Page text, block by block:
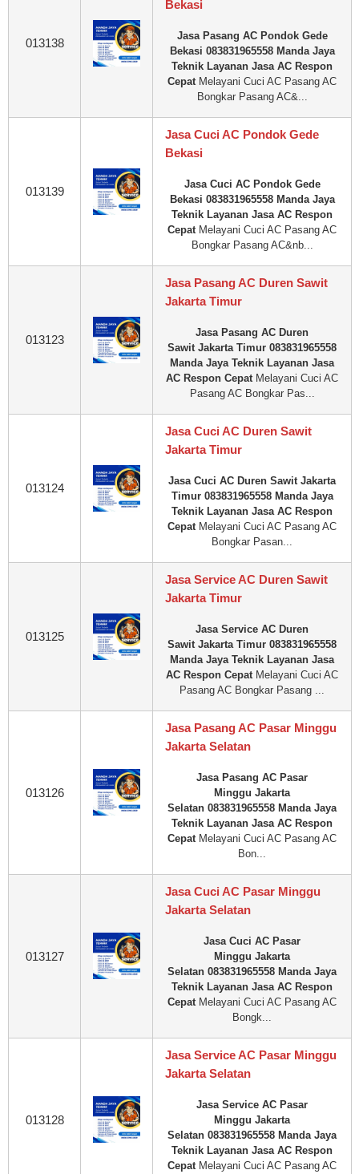
013138
Bekasi
Jasa Pasang AC Pondok Gede
Bekasi 083831965558 Manda Jaya
Teknik Layanan Jasa AC Respon
Cepat Melayani Cuci AC Pasang AC
Bongkar Pasang AC&...
013139
Jasa Cuci AC Pondok Gede
Bekasi
Jasa Cuci AC Pondok Gede
Bekasi 083831965558 Manda Jaya
Teknik Layanan Jasa AC Respon
Cepat Melayani Cuci AC Pasang AC
Bongkar Pasang AC&nb...
013123
Jasa Pasang AC Duren Sawit
Jakarta Timur
Jasa Pasang AC Duren
Sawit Jakarta Timur 083831965558
Manda Jaya Teknik Layanan Jasa
AC Respon Cepat Melayani Cuci AC
Pasang AC Bongkar Pas...
013124
Jasa Cuci AC Duren Sawit
Jakarta Timur
Jasa Cuci AC Duren Sawit Jakarta
Timur 083831965558 Manda Jaya
Teknik Layanan Jasa AC Respon
Cepat Melayani Cuci AC Pasang AC
Bongkar Pasan...
013125
Jasa Service AC Duren Sawit
Jakarta Timur
Jasa Service AC Duren
Sawit Jakarta Timur 083831965558
Manda Jaya Teknik Layanan Jasa
AC Respon Cepat Melayani Cuci AC
Pasang AC Bongkar Pasang ...
013126
Jasa Pasang AC Pasar Minggu
Jakarta Selatan
Jasa Pasang AC Pasar
Minggu Jakarta
Selatan 083831965558 Manda Jaya
Teknik Layanan Jasa AC Respon
Cepat Melayani Cuci AC Pasang AC
Bon...
013127
Jasa Cuci AC Pasar Minggu
Jakarta Selatan
Jasa Cuci AC Pasar
Minggu Jakarta
Selatan 083831965558 Manda Jaya
Teknik Layanan Jasa AC Respon
Cepat Melayani Cuci AC Pasang AC
Bongk...
013128
Jasa Service AC Pasar Minggu
Jakarta Selatan
Jasa Service AC Pasar
Minggu Jakarta
Selatan 083831965558 Manda Jaya
Teknik Layanan Jasa AC Respon
Cepat Melayani Cuci AC Pasang AC